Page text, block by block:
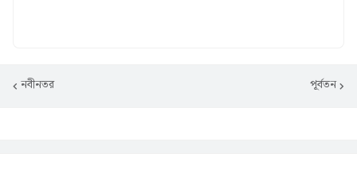
নবীনতর পূর্বতন